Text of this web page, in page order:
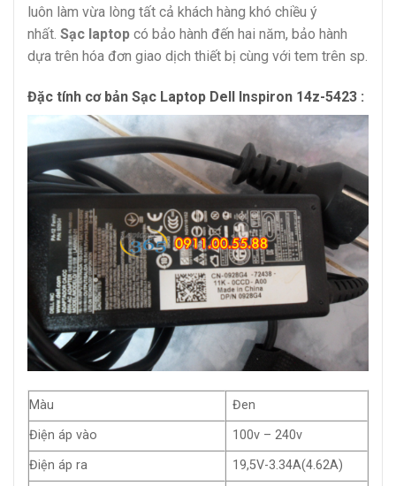
luôn làm vừa lòng tất cả khách hàng khó chiều ý
nhất. Sạc laptop có bảo hành đến hai năm, bảo hành
dựa trên hóa đơn giao dịch thiết bị cùng với tem trên sp.
Đặc tính cơ bản Sạc Laptop Dell Inspiron 14z-5423 :
Màu
Đen
Điện áp vào
100v – 240v
Điện áp ra
19,5V-3.34A(4.62A)